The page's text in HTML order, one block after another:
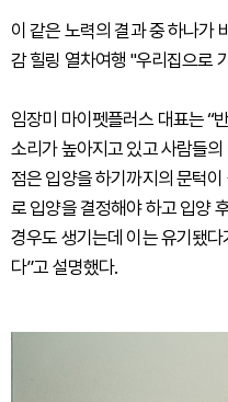
이 같은 노력의 결과 중 하나가
감 힐링 열차여행 "우리집으로
임장미 마이펫플러스 대표는 “
소리가 높아지고 있고 사람들
점은 입양을 하기까지의 문턱
로 입양을 결정해야 하고 입양
경우도 생기는데 이는 유기됐
다”고 설명했다.